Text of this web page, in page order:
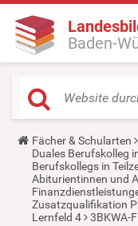
Baden-
Y
o
u
a
r
e
h
Fächer & Schularten
Duales Berufskolleg
Berufskollegs in
Abiturientinnen und
Zusatzqualifikation
Lernfeld 4
3BKWA-